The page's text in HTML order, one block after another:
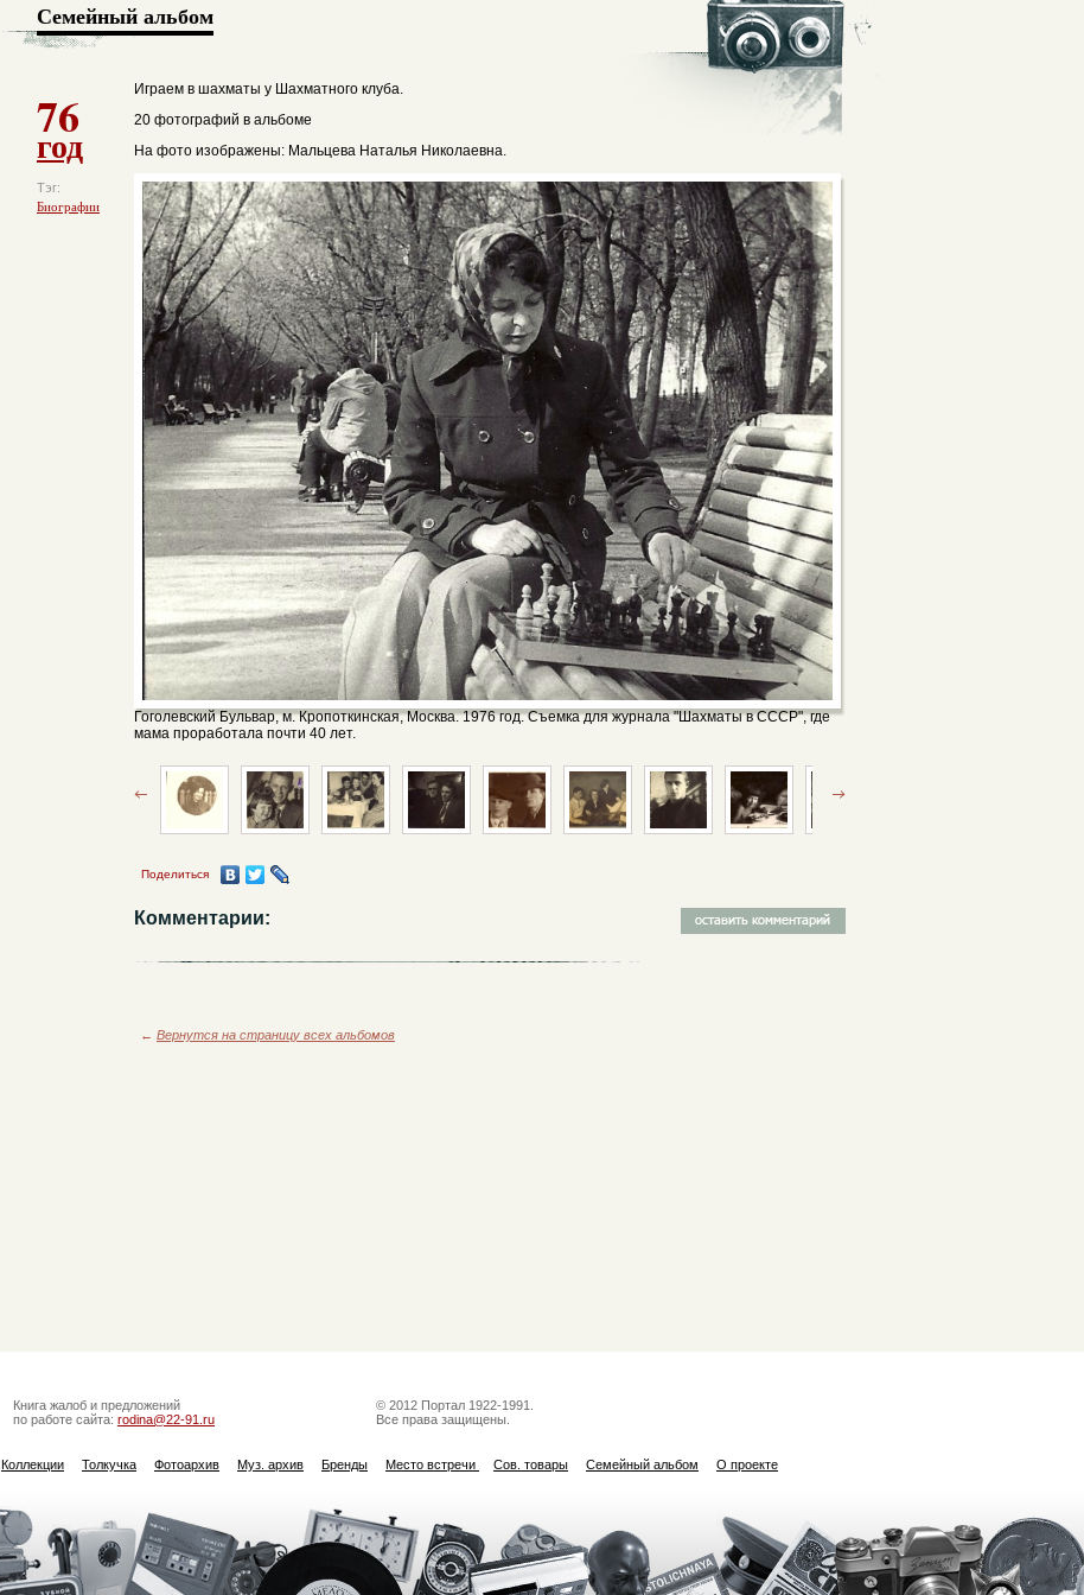
Семейный альбом
76
год
Тэг:
Биографии
Играем в шахматы у Шахматного клуба.
20 фотографий в альбоме
На фото изображены: Мальцева Наталья Николаевна.
Гоголевский Бульвар, м. Кропоткинская, Москва. 1976 год. Съемка для журнала "Шахматы в СССР", где
мама проработала почти 40 лет.
Поделиться
Комментарии:
← Вернутся на страницу всех альбомов
Книга жалоб и предложений
по работе сайта: rodina@22-91.ru
© 2012 Портал 1922-1991.
Все права защищены.
Коллекции Толкучка Фотоархив Муз. архив Бренды Место встречи Сов. товары Семейный альбом О проекте